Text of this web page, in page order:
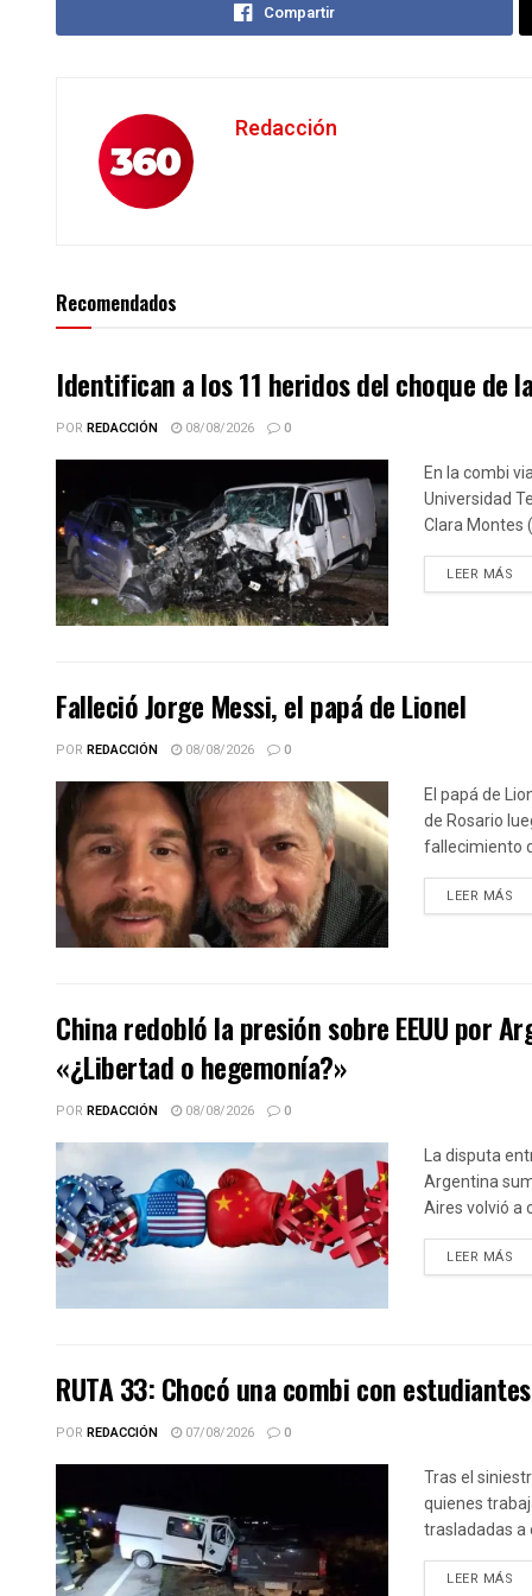
Compartir
Redacción
Recomendados
Identifican a los 11 heridos del choque de
POR REDACCIÓN 08/08/2026 0
En la combi
Universidad
Clara Montes
LEER MÁS
Falleció Jorge Messi, el papá de Lionel
POR REDACCIÓN 08/08/2026 0
El papá de
de Rosario
fallecimiento
LEER MÁS
China redobló la presión sobre EEUU por
«¿Libertad o hegemonía?»
POR REDACCIÓN 08/08/2026 0
La disputa
Argentina
Aires volvió a
LEER MÁS
RUTA 33: Chocó una combi con
POR REDACCIÓN 07/08/2026 0
Tras el
quienes
trasladadas a
LEER MÁS